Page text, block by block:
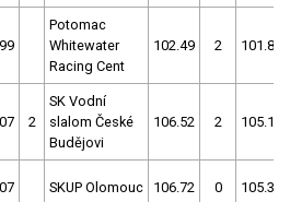
Potomac
Whitewater
Racing Cent
102.49 2 101.83
2
SK Vodní
slalom České
Budějovi
106.52 2 105.10
SKUP Olomouc 106.72 0 105.33